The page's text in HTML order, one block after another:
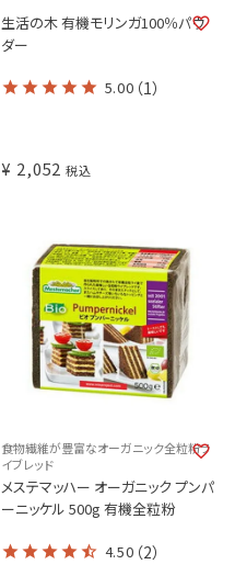
生活の木 有機モリンガ100％パウ
ダー
5.00 （1）
¥ 2,052 税込
食物繊維が豊富なオーガニック全粒粉ラ
イブレッド
メステマッハー オーガニック プンパ
ーニッケル 500g 有機全粒粉
4.50 （2）